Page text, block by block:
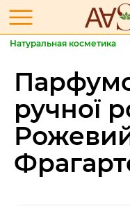
Натуральная косметика
ручної